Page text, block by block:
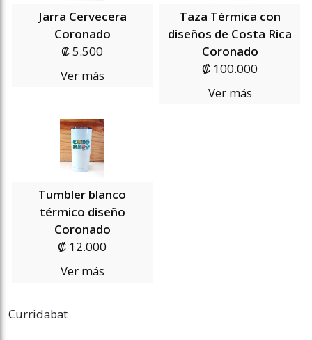
Jarra Cervecera
Coronado
₡ 5.500
Ver más
Taza Térmica con
diseños de Costa Rica
Coronado
₡ 100.000
Ver más
Tumbler blanco
térmico diseño
Coronado
₡ 12.000
Ver más
Curridabat